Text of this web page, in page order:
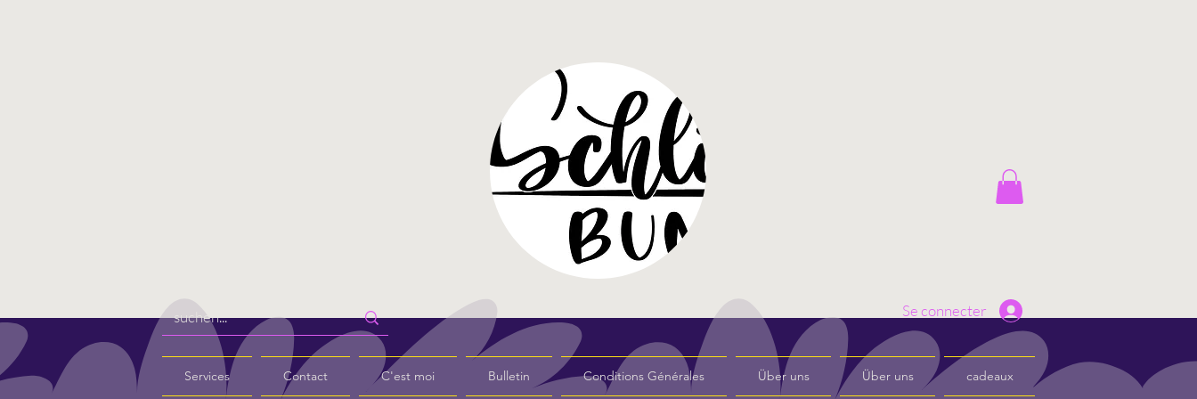
Services Contact C'est moi Bulletin Conditions Générales Über uns Über uns cadeaux
Se connecter